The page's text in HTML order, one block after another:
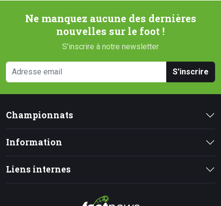
Ne manquez aucune des dernières
nouvelles sur le foot !
S'inscrire à notre newsletter
S'inscrire
Championnats
Information
Liens internes